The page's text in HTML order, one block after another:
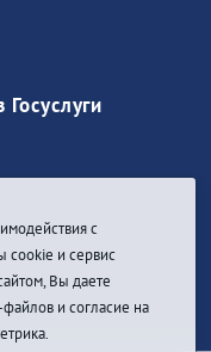
с
cookie и сервис
Вы даете
и согласие на